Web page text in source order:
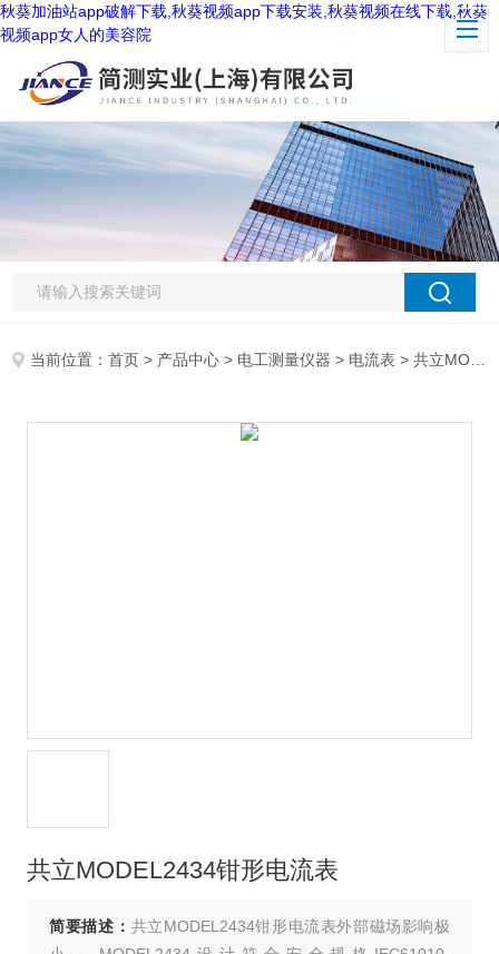
秋葵加油站app破解下载,秋葵视频app下载安装,秋葵视频在线下载,秋葵
视频app女人的美容院
当前位置：首页 > 产品中心 > 电工测量仪器 > 电流表 > 共立MODEL2434钳形电流表
共立MODEL2434钳形电流表
简要描述： 共立MODEL2434钳形电流表外部磁场影响极